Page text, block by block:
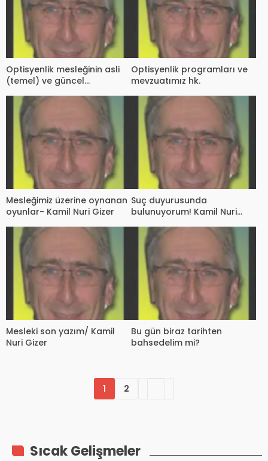
Optisyenlik mesleğinin asli
(temel) ve güncel
üzerine notlar (1)
Optisyenlik programları ve
mevzuatımız hk.
Mesleğimiz üzerine oynanan
oyunlar- Kamil Nuri Gizer
Suç duyurusunda
bulunuyorum! Kamil Nuri
Mesleki son yazım/ Kamil
Nuri Gizer
Bu gün biraz tarihten
bahsedelim mi?
1 2
Sıcak Gelişmeler